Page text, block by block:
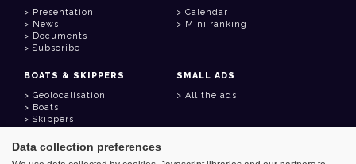
Presentation
News
Documents
Subscribe
Calendar
Mini ranking
BOATS & SKIPPERS
Geolocalisation
Boats
Skippers
SMALL ADS
All the ads
USEFUL LINKS
Data collection preferences